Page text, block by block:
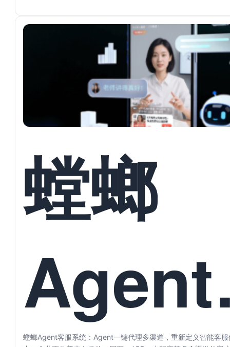
键代理
螳螂
螳螂Agent客服系统：Agent一键代理多渠道，重新定义智能客